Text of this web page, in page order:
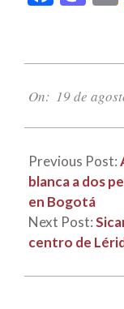
08-
On: 19 de
Previous Post:
blanca a dos
en Bogotá
Next Post:
centro de